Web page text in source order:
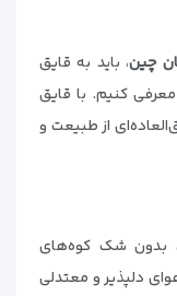
چین، باید به قایق
کنیم. با قایق
از طبیعت و
بدون شک کوه‌های
دلپذیر و معتدلی